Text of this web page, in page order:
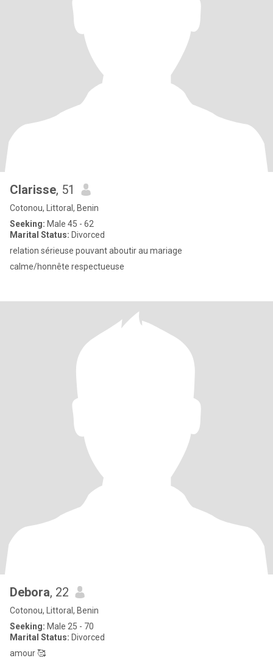
Clarisse, 51
Cotonou, Littoral, Benin
Seeking: Male 45 - 62
Marital Status: Divorced
relation sérieuse pouvant aboutir au mariage
calme/honnête respectueuse
Debora, 22
Cotonou, Littoral, Benin
Seeking: Male 25 - 70
Marital Status: Divorced
amour 🥰